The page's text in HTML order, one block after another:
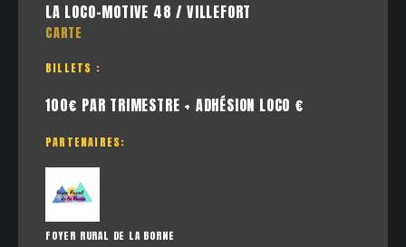
LA LOCO-MOTIVE 48 / VILLEFORT
CARTE
BILLETS :
100€ PAR TRIMESTRE + ADHÉSION LOCO €
PARTENAIRES:
FOYER RURAL DE LA BORNE